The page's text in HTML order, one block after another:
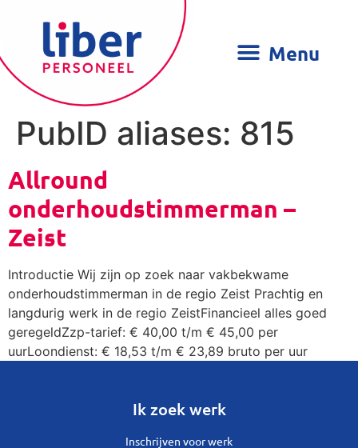
PubID aliases: 815
Allround
onderhoudstimmerman –
Zeist
Introductie Wij zijn op zoek naar vakbekwame
onderhoudstimmerman in de regio Zeist Prachtig en
langdurig werk in de regio ZeistFinancieel alles goed
geregeldZzp-tarief: € 40,00 t/m € 45,00 per
uurLoondienst: € 18,53 t/m € 23,89 bruto per uur
Ik zoek werk
Inschrijven voor werk